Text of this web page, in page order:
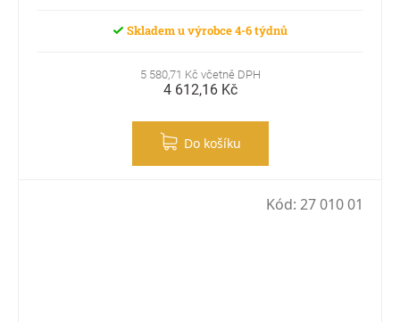
Skladem u výrobce 4-6 týdnů
5 580,71 Kč včetně DPH
4 612,16 Kč
Do košíku
Kód: 27 010 01